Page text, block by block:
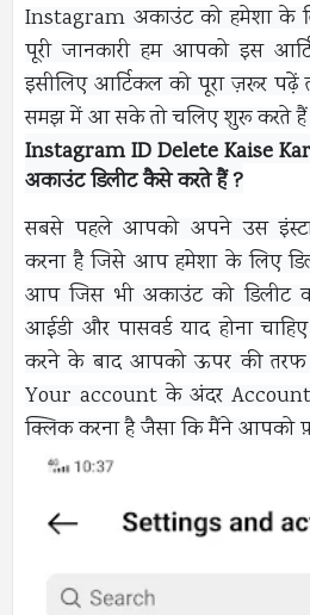
Instagram अकाउंट को हमेशा के
पूरी जानकारी हम आपको इस
इसीलिए आर्टिकल को पूरा ज़रूर
समझ में आ सके तो चलिए शुरू करते हैं
Instagram ID Delete Kaise
अकाउंट डिलीट कैसे करते हैं ?
सबसे पहले आपको अपने उस
करना है जिसे आप हमेशा के लिए
आप जिस भी अकाउंट को डिलीट
आईडी और पासवर्ड याद होना
करने के बाद आपको ऊपर की
Your account के अंदर
क्लिक करना है जैसा कि मैंने आपको